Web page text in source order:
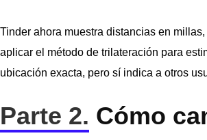
Tinder ahora muestra distancias en
aplicar el método de trilateración para
ubicación exacta, pero sí indica a otros
Parte 2. Cómo